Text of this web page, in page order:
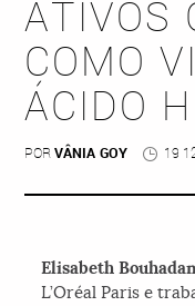
ATIVOS
COMO
ÁCIDO
PORVÂNIA GOY 19
Elisabeth
L’Oréal Paris e